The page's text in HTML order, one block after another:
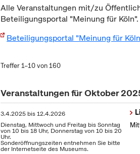
Alle Veranstaltungen mit/zu
Beteiligungsportal "Meinung für Köln".
Beteiligungsportal "Meinung für
Treffer 1–10 von 160
Veranstaltungen für Oktober
3.4.2025 bis12.4.2026
Dienstag, Mittwoch und Freitag bis Sonntag
von 10 bis 18 Uhr, Donnerstag von 10 bis 20
Uhr.
Sonderöffnungszeiten entnehmen Sie bitte
der Internetseite des Museums.